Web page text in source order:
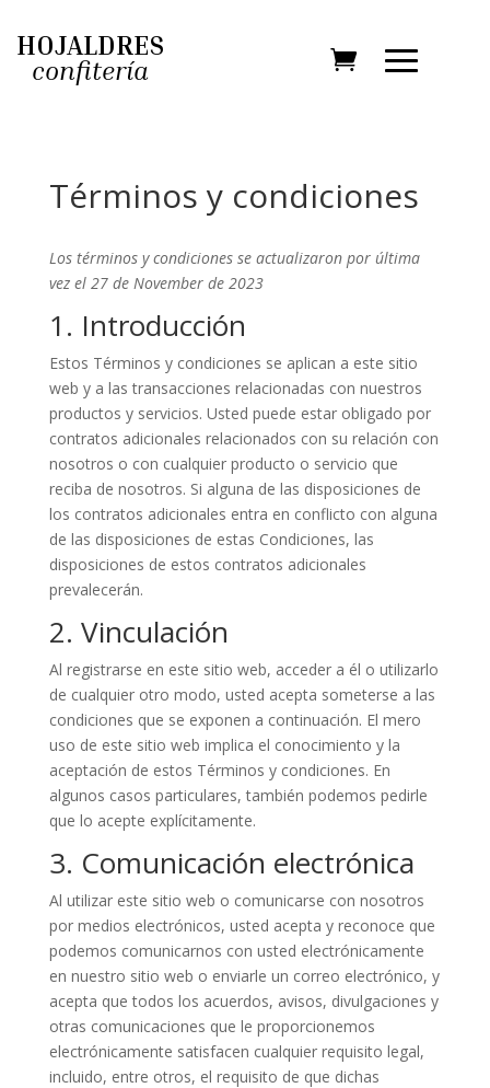
HOJALDRES
confitería
Términos y condiciones
Los términos y condiciones se actualizaron por última
vez el 27 de November de 2023
1. Introducción
Estos Términos y condiciones se aplican a este sitio
web y a las transacciones relacionadas con nuestros
productos y servicios. Usted puede estar obligado por
contratos adicionales relacionados con su relación con
nosotros o con cualquier producto o servicio que
reciba de nosotros. Si alguna de las disposiciones de
los contratos adicionales entra en conflicto con alguna
de las disposiciones de estas Condiciones, las
disposiciones de estos contratos adicionales
prevalecerán.
2. Vinculación
Al registrarse en este sitio web, acceder a él o utilizarlo
de cualquier otro modo, usted acepta someterse a las
condiciones que se exponen a continuación. El mero
uso de este sitio web implica el conocimiento y la
aceptación de estos Términos y condiciones. En
algunos casos particulares, también podemos pedirle
que lo acepte explícitamente.
3. Comunicación electrónica
Al utilizar este sitio web o comunicarse con nosotros
por medios electrónicos, usted acepta y reconoce que
podemos comunicarnos con usted electrónicamente
en nuestro sitio web o enviarle un correo electrónico, y
acepta que todos los acuerdos, avisos, divulgaciones y
otras comunicaciones que le proporcionemos
electrónicamente satisfacen cualquier requisito legal,
incluido, entre otros, el requisito de que dichas